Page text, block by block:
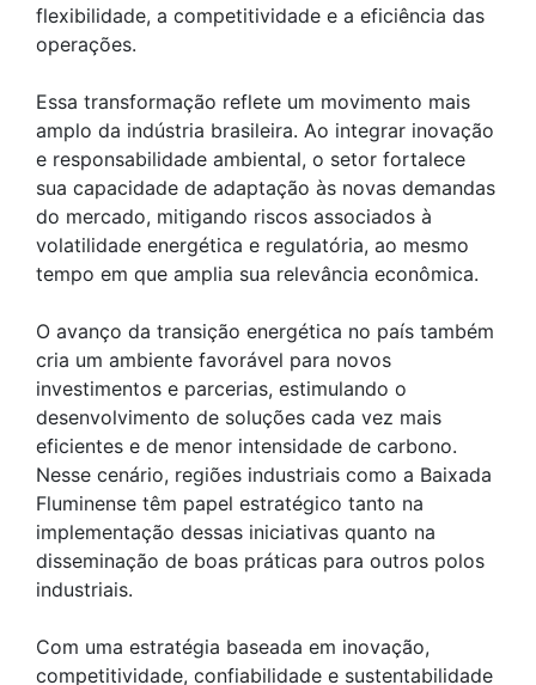
flexibilidade, a competitividade e a eficiência das
operações.
Essa transformação reflete um movimento mais
amplo da indústria brasileira. Ao integrar inovação
e responsabilidade ambiental, o setor fortalece
sua capacidade de adaptação às novas demandas
do mercado, mitigando riscos associados à
volatilidade energética e regulatória, ao mesmo
tempo em que amplia sua relevância econômica.
O avanço da transição energética no país também
cria um ambiente favorável para novos
investimentos e parcerias, estimulando o
desenvolvimento de soluções cada vez mais
eficientes e de menor intensidade de carbono.
Nesse cenário, regiões industriais como a Baixada
Fluminense têm papel estratégico tanto na
implementação dessas iniciativas quanto na
disseminação de boas práticas para outros polos
industriais.
Com uma estratégia baseada em inovação,
competitividade, confiabilidade e sustentabilidade